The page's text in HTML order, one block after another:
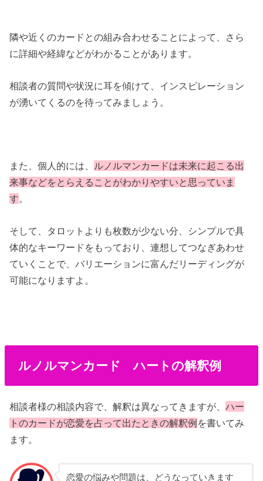
隣や近くのカードとの組み合わせることによって、さら
に詳細や経緯などがわかることがあります。
相談者の質問や状況に耳を傾けて、インスピレーション
が湧いてくるのを待ってみましょう。
また、個人的には、 ルノルマンカードは未来に起こる出
来事などをとらえることがわかりやすいと思っていま
す。
そして、タロットよりも枚数が少ない分、シンプルで具
体的なキーワードをもっており、連想してつなぎあわせ
ていくことで、バリエーションに富んだリーディングが
可能になりますよ。
ルノルマンカード ハートの解釈例
相談者様の相談内容で、解釈は異なってきますが、ハー
トのカードが恋愛を占って出たときの解釈例を書いてみ
ます。
恋愛の悩みや問題は、どうなっていきます